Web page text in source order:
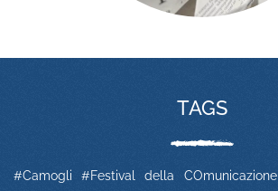
TAGS
#Camogli #Festival della COmunicazione